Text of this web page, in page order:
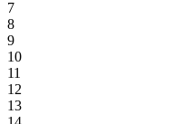
7
8
9
10
11
12
13